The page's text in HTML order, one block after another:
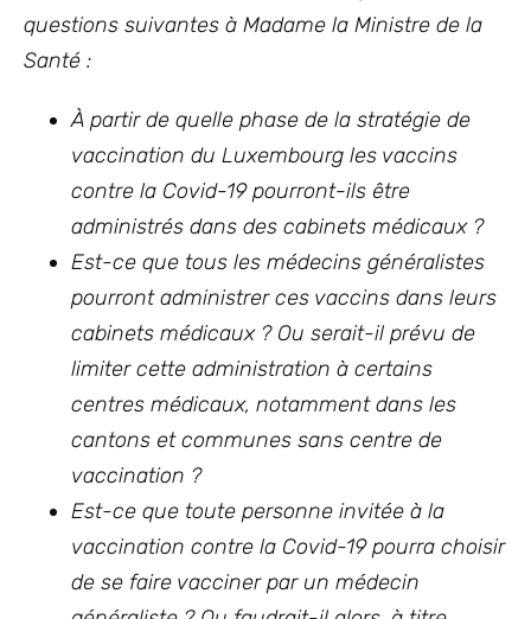
questions suivantes à Madame la Ministre de la
Santé :
À partir de quelle phase de la stratégie de
vaccination du Luxembourg les vaccins
contre la Covid-19 pourront-ils être
administrés dans des cabinets médicaux ?
Est-ce que tous les médecins généralistes
pourront administrer ces vaccins dans leurs
cabinets médicaux ? Ou serait-il prévu de
limiter cette administration à certains
centres médicaux, notamment dans les
cantons et communes sans centre de
vaccination ?
Est-ce que toute personne invitée à la
vaccination contre la Covid-19 pourra choisir
de se faire vacciner par un médecin